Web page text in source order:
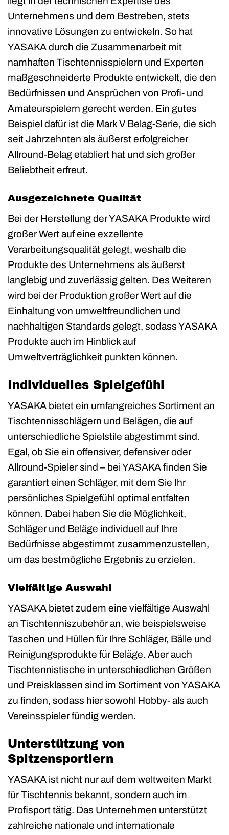
Unternehmens und dem Bestreben, stets
innovative Lösungen zu entwickeln. So hat
YASAKA durch die Zusammenarbeit mit
namhaften Tischtennisspielern und Experten
maßgeschneiderte Produkte entwickelt, die den
Bedürfnissen und Ansprüchen von Profi- und
Amateurspielern gerecht werden. Ein gutes
Beispiel dafür ist die Mark V Belag-Serie, die sich
seit Jahrzehnten als äußerst erfolgreicher
Allround-Belag etabliert hat und sich großer
Beliebtheit erfreut.
Ausgezeichnete Qualität
Bei der Herstellung der YASAKA Produkte wird
großer Wert auf eine exzellente
Verarbeitungsqualität gelegt, weshalb die
Produkte des Unternehmens als äußerst
langlebig und zuverlässig gelten. Des Weiteren
wird bei der Produktion großer Wert auf die
Einhaltung von umweltfreundlichen und
nachhaltigen Standards gelegt, sodass YASAKA
Produkte auch im Hinblick auf
Umweltverträglichkeit punkten können.
Individuelles Spielgefühl
YASAKA bietet ein umfangreiches Sortiment an
Tischtennisschlägern und Belägen, die auf
unterschiedliche Spielstile abgestimmt sind.
Egal, ob Sie ein offensiver, defensiver oder
Allround-Spieler sind – bei YASAKA finden Sie
garantiert einen Schläger, mit dem Sie Ihr
persönliches Spielgefühl optimal entfalten
können. Dabei haben Sie die Möglichkeit,
Schläger und Beläge individuell auf Ihre
Bedürfnisse abgestimmt zusammenzustellen,
um das bestmögliche Ergebnis zu erzielen.
Vielfältige Auswahl
YASAKA bietet zudem eine vielfältige Auswahl
an Tischtenniszubehör an, wie beispielsweise
Taschen und Hüllen für Ihre Schläger, Bälle und
Reinigungsprodukte für Beläge. Aber auch
Tischtennistische in unterschiedlichen Größen
und Preisklassen sind im Sortiment von YASAKA
zu finden, sodass hier sowohl Hobby- als auch
Vereinsspieler fündig werden.
Unterstützung von
Spitzensportlern
YASAKA ist nicht nur auf dem weltweiten Markt
für Tischtennis bekannt, sondern auch im
Profisport tätig. Das Unternehmen unterstützt
zahlreiche nationale und internationale